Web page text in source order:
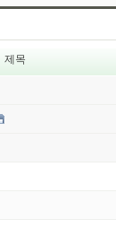
제목